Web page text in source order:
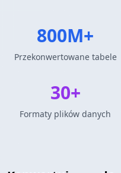
800M+
Przekonwertowane tabele
30+
Formaty plików danych